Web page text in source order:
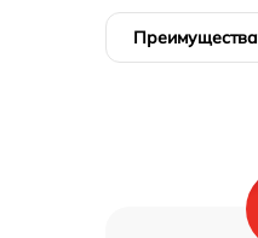
Преимущества